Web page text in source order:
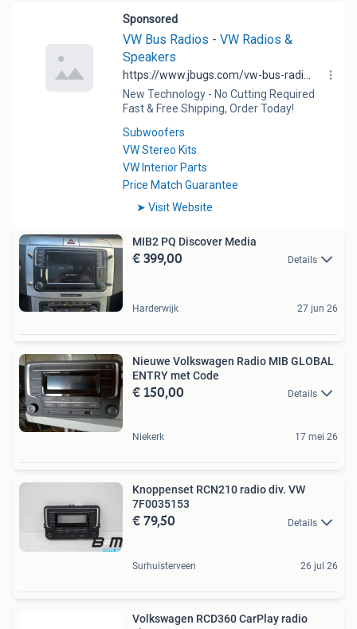
MIB2 PQ Discover Media
€ 399,00 Details
Harderwijk 27 jun 26
Nieuwe Volkswagen Radio MIB GLOBAL
ENTRY met Code
€ 150,00 Details
Niekerk 17 mei 26
Knoppenset RCN210 radio div. VW
7F0035153
€ 79,50 Details
Surhuisterveen 26 jul 26
Volkswagen RCD360 CarPlay radio